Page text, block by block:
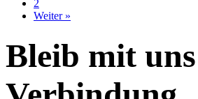
2
Weiter »
Bleib mit